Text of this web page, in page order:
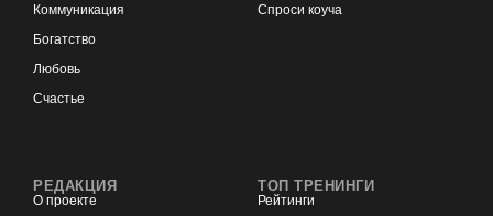
Коммуникация
Богатство
Любовь
Счастье
Спроси коуча
РЕДАКЦИЯ
О проекте
ТОП ТРЕНИНГИ
Рейтинги